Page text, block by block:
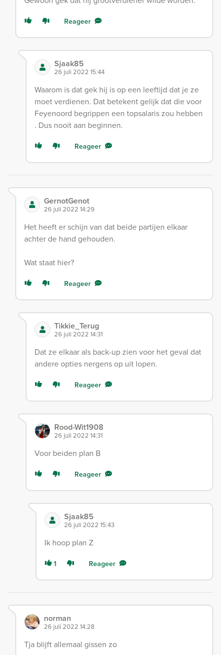
Reageer
Sjaak85
26 juli 2022 15:44
Waarom is dat gek hij is op een leeftijd dat je ze
moet verdienen. Dat betekent gelijk dat die voor
Feyenoord begrippen een topsalaris zou hebben
. Dus nooit aan beginnen.
Reageer
GernotGenot
26 juli 2022 14:29
Het heeft er schijn van dat beide partijen elkaar
achter de hand gehouden.
Wat staat hier?
Reageer
Tikkie_Terug
26 juli 2022 14:31
Dat ze elkaar als back-up zien voor het geval dat
andere opties nergens op uit lopen.
Reageer
Rood-Wit1908
26 juli 2022 14:31
Voor beiden plan B
Reageer
Sjaak85
26 juli 2022 15:43
Ik hoop plan Z
1 Reageer
norman
26 juli 2022 14:28
Tja blijft allemaal gissen zo